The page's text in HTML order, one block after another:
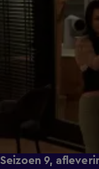
Seizoen 9,